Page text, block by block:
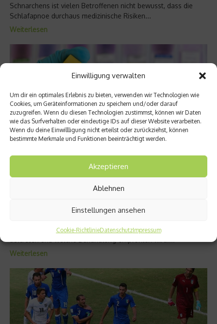
Einwilligung verwalten
Um dir ein optimales Erlebnis zu bieten, verwenden wir Technologien wie
Cookies, um Geräteinformationen zu speichern und/oder darauf
zuzugreifen. Wenn du diesen Technologien zustimmst, können wir Daten
wie das Surfverhalten oder eindeutige IDs auf dieser Website verarbeiten.
Wenn du deine Einwillligung nicht erteilst oder zurückziehst, können
bestimmte Merkmale und Funktionen beeinträchtigt werden.
Akzeptieren
Ablehnen
Einstellungen ansehen
Cookie-RichtlinieDatenschutzImpressum
Schnarchens ist vielen Betroffenen nicht bewusst, dass die
Schlafapnoe durchaus medizinische Risiken...
Weiterlesen
Krankheiten & Beschwerden
Inzwischen hat die WHO Alarm geschlagen und warnt vor
Zika-Virus verbreitet, welche Symptome und Komplikationen
Weiterlesen